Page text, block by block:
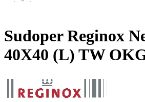
Sudoper Reginox
40X40 (L) TW